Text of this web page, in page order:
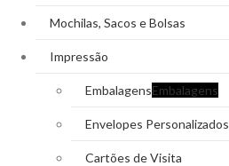
Mochilas, Sacos e Bolsas
Impressão
EmbalagensEmbalagens
Envelopes Personalizados
Cartões de Visita